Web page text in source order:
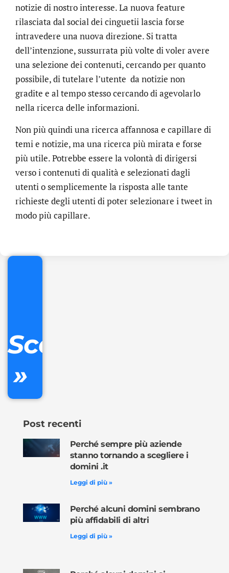
notizie di nostro interesse. La nuova feature
rilasciata dal social dei cinguetii lascia forse
intravedere una nuova direzione. Si tratta
dell’intenzione, sussurrata più volte di voler avere
una selezione dei contenuti, cercando per quanto
possibile, di tutelare l’utente da notizie non
gradite e al tempo stesso cercando di agevolarlo
nella ricerca delle informazioni.
Non più quindi una ricerca affannosa e capillare di
temi e notizie, ma una ricerca più mirata e forse
più utile. Potrebbe essere la volontà di dirigersi
verso i contenuti di qualità e selezionati dagli
utenti o semplicemente la risposta alle tante
richieste degli utenti di poter selezionare i tweet in
modo più capillare.
Scopri
»
.online
Post recenti
Perché sempre più aziende
stanno tornando a scegliere i
domini .it
Leggi di più »
Perché alcuni domini sembrano
più affidabili di altri
Leggi di più »